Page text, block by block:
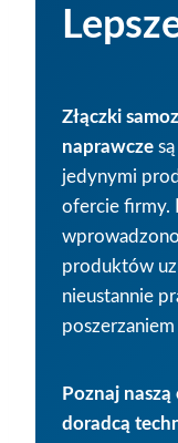
Złączki
naprawcze
jedynymi
ofercie firmy.
produktów
nieustannie
Poznaj
doradcą